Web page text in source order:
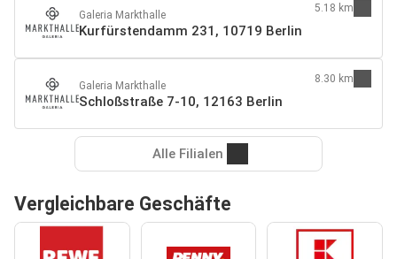
Galeria Markthalle
Kurfürstendamm 231, 10719 Berlin
5.18 km
Galeria Markthalle
Schloßstraße 7-10, 12163 Berlin
8.30 km
Alle Filialen
Vergleichbare Geschäfte